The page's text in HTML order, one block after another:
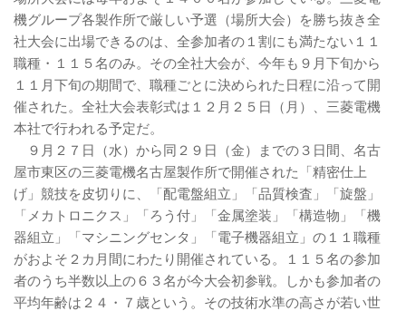
機グループ各製作所で厳しい予選（場所大会）を勝ち抜き全
社大会に出場できるのは、全参加者の１割にも満たない１１
職種・１１５名のみ。その全社大会が、今年も９月下旬から
１１月下旬の期間で、職種ごとに決められた日程に沿って開
催された。全社大会表彰式は１２月２５日（月）、三菱電機
本社で行われる予定だ。
９月２７日（水）から同２９日（金）までの３日間、名古
屋市東区の三菱電機名古屋製作所で開催された「精密仕上
げ」競技を皮切りに、「配電盤組立」「品質検査」「旋盤」
「メカトロニクス」「ろう付」「金属塗装」「構造物」「機
器組立」「マシニングセンタ」「電子機器組立」の１１職種
がおよそ２カ月間にわたり開催されている。１１５名の参加
者のうち半数以上の６３名が今大会初参戦。しかも参加者の
平均年齢は２４・７歳という。その技術水準の高さが若い世